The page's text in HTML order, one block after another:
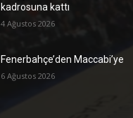
kadrosuna kattı
4 Ağustos 2026
Fenerbahçe’den Maccabi’ye
6 Ağustos 2026